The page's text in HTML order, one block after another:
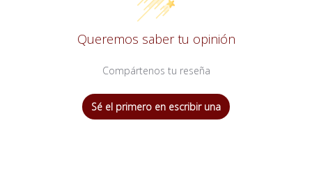
Queremos saber tu opinión
Compártenos tu reseña
Sé el primero en escribir una